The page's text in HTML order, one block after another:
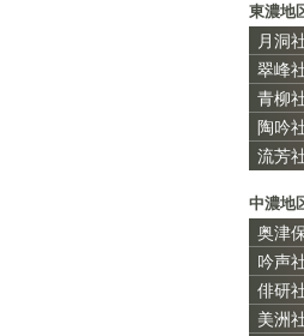
東濃地
月洞
翠峰
青柳
陶吟
流芳
中濃地
奥津
吟声
俳研
美洲